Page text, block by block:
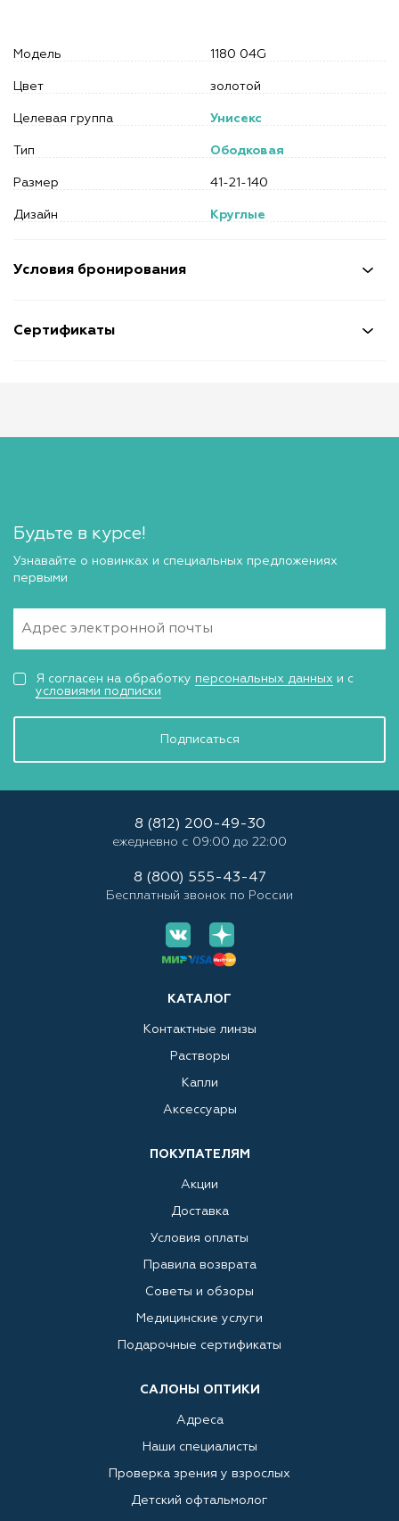
Условия бронирования
Сертификаты
Модель 1180 04G
Цвет золотой
Целевая группа Унисекс
Тип Ободковая
Размер 41-21-140
Дизайн Круглые
Будьте в курсе!
Узнавайте о новинках и специальных предложениях
первыми
Подписаться
Я согласен на обработку персональных данных и с
условиями подписки
КАТАЛОГ
Контактные линзы
Растворы
Капли
Аксессуары
ПОКУПАТЕЛЯМ
Акции
Доставка
Условия оплаты
Правила возврата
Советы и обзоры
Медицинские услуги
Подарочные сертификаты
САЛОНЫ ОПТИКИ
Адреса
Наши специалисты
Проверка зрения у взрослых
Детский офтальмолог
8 (812) 200-49-30
ежедневно с 09:00 до 22:00
8 (800) 555-43-47
Бесплатный звонок по России